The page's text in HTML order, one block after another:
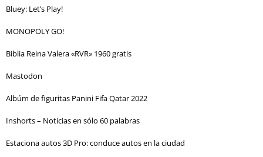
Bluey: Let’s Play!
MONOPOLY GO!
Biblia Reina Valera «RVR» 1960 gratis
Mastodon
Albúm de figuritas Panini Fifa Qatar 2022
Inshorts – Noticias en sólo 60 palabras
Estaciona autos 3D Pro: conduce autos en la ciudad